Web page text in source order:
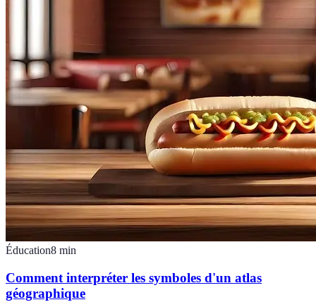
Éducation8 min
Comment interpréter les symboles d'un atlas
géographique